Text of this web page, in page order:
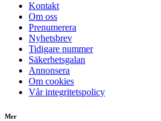
Kontakt
Om oss
Prenumerera
Nyhetsbrev
Tidigare nummer
Säkerhetsgalan
Annonsera
Om cookies
Vår integritetspolicy
Mer